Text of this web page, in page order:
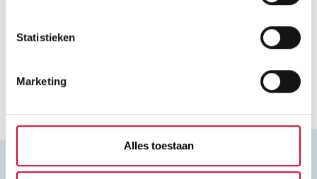
Statistieken
Marketing
Alles toestaan